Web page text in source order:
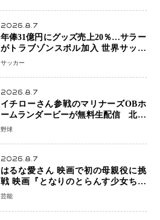
2026.8.7
年俸31億円にグッズ売上20％…サラー
がトラブゾンスポル加入 世界サッカ
ーは「五大リーグ一強」から新時代へ
サッカー
2026.8.7
イチローさん参戦のマリナーズOBホ
ームランダービーが無料生配信 北米
ならではの“魅せる興行”に世界が注目
野球
2026.8.7
はるな愛さん 映画で初の母親役に挑
戦 映画『となりのとらんす少女ちゃ
ん』11月7日公開 未来の自分との対話
芸能